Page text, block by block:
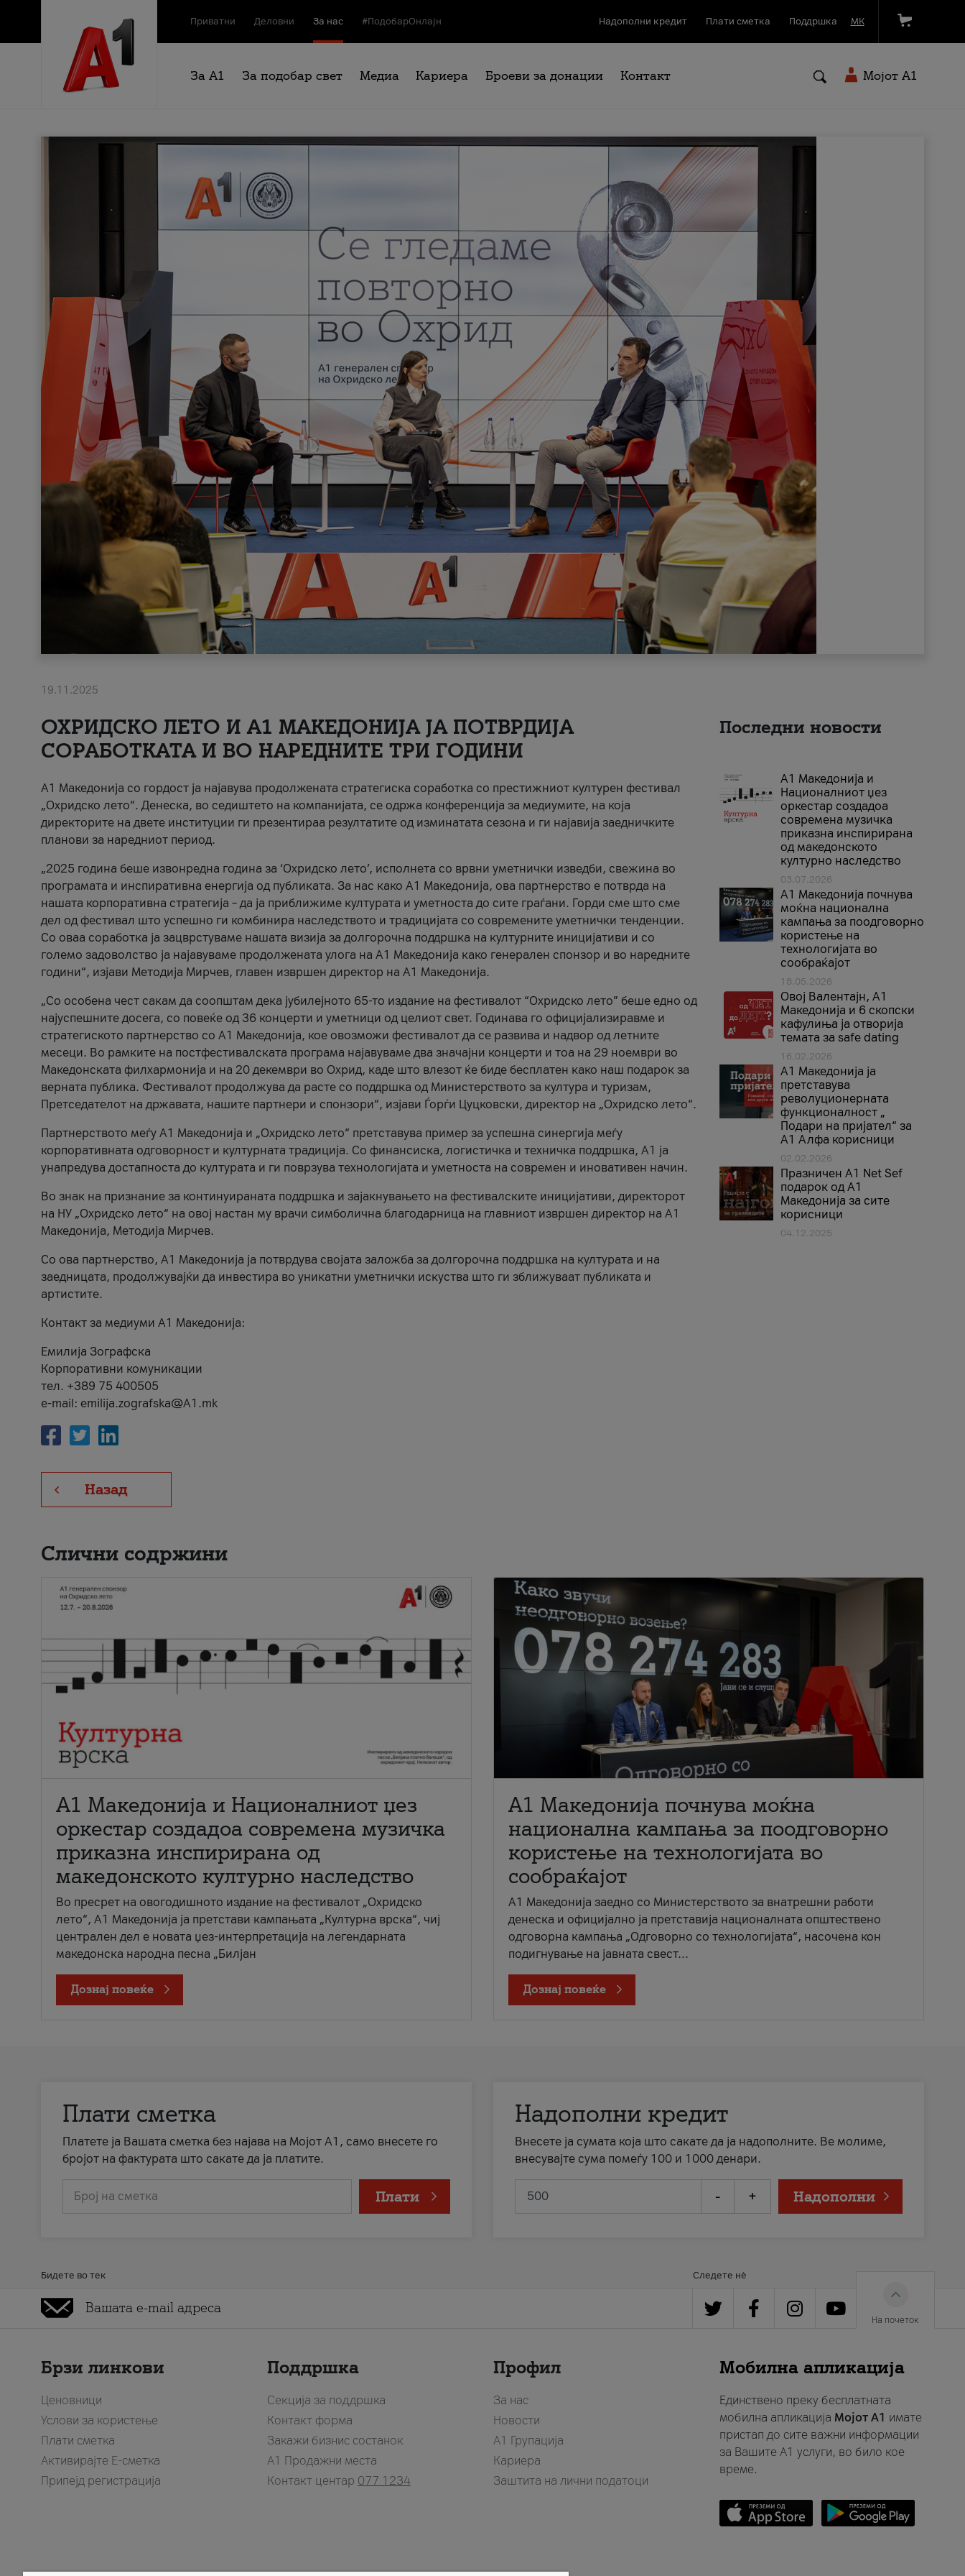
Приватни Деловни За нас #ПодобарОнлајн Надополни кредит Плати сметка Поддршка МК
За А1 За подобар свет Медиа Кариера Броеви за донации Контакт Мојот A1
19.11.2025
ОХРИДСКО ЛЕТО И A1 МАКЕДОНИЈА ЈА ПОТВРДИЈА
СОРАБОТКАТА И ВО НАРЕДНИТЕ ТРИ ГОДИНИ
A1 Македонија со гордост ја најавува продолжената стратегиска соработка со престижниот културен фестивал
„Охридско лето“. Денеска, во седиштето на компанијата, се одржа конференција за медиумите, на која
директорите на двете институции ги презентираа резултатите од изминатата сезона и ги најавија заедничките
планови за наредниот период.
„2025 година беше извонредна година за ‘Охридско лето’, исполнета со врвни уметнички изведби, свежина во
програмата и инспиративна енергија од публиката. За нас како A1 Македонија, ова партнерство е потврда на
нашата корпоративна стратегија – да ја приближиме културата и уметноста до сите граѓани. Горди сме што сме
дел од фестивал што успешно ги комбинира наследството и традицијата со современите уметнички тенденции.
Со оваа соработка ја зацврстуваме нашата визија за долгорочна поддршка на културните иницијативи и со
големо задоволство ја најавуваме продолжената улога на A1 Македонија како генерален спонзор и во наредните
години“, изјави Методија Мирчев, главен извршен директор на A1 Македонија.
„Со особена чест сакам да соопштам дека јубилејното 65-то издание на фестивалот “Охридско лето” беше едно од
најуспешните досега, со повеќе од 36 концерти и уметници од целиот свет. Годинава го официјализиравме и
стратегиското партнерство со А1 Македонија, кое овозможи фестивалот да се развива и надвор од летните
месеци. Во рамките на постфестивалската програма најавуваме два значајни концерти и тоа на 29 ноември во
Македонската филхармонија и на 20 декември во Охрид, каде што влезот ќе биде бесплатен како наш подарок за
верната публика. Фестивалот продолжува да расте со поддршка од Министерството за култура и туризам,
Претседателот на државата, нашите партнери и спонзори“, изјави Ѓорѓи Цуцковски, директор на „Охридско лето“.
Партнерството меѓу A1 Македонија и „Охридско лето“ претставува пример за успешна синергија меѓу
корпоративната одговорност и културната традиција. Со финансиска, логистичка и техничка поддршка, A1 ја
унапредува достапноста до културата и ги поврзува технологијата и уметноста на современ и иновативен начин.
Во знак на признание за континуираната поддршка и зајакнувањето на фестивалските иницијативи, директорот
на НУ „Охридско лето“ на овој настан му врачи симболична благодарница на главниот извршен директор на A1
Македонија, Методија Мирчев.
Со ова партнерство, A1 Македонија ја потврдува својата заложба за долгорочна поддршка на културата и на
заедницата, продолжувајќи да инвестира во уникатни уметнички искуства што ги зближуваат публиката и
артистите.
Контакт за медиуми А1 Македонија:
Емилија Зографска
Корпоративни комуникации
тел. +389 75 400505
e-mail: emilija.zografska@A1.mk
Назад
Последни новости
А1 Македонија и
Националниот џез
оркестар создадоа
современа музичка
приказна инспирирана
од македонското
културно наследство
03.07.2026
A1 Македонија почнува
моќна национална
кампања за поодговорно
користење на
технологијата во
сообраќајот
18.05.2026
Овој Валентајн, A1
Македонија и 6 скопски
кафулиња ја отворија
темата за safe dating
16.02.2026
А1 Македонија ја
претставува
револуционерната
функционалност „
Подари на пријател“ за
А1 Алфа корисници
02.02.2026
Празничен A1 Net Sеf
подарок од А1
Македонија за сите
корисници
04.12.2025
Слични содржини
А1 Македонија и Националниот џез
оркестар создадоа современа музичка
приказна инспирирана од
македонското културно наследство
Во пресрет на овогодишното издание на фестивалот „Охридско
лето“, А1 Македонија ја претстави кампањата „Културна врска“, чиј
централен дел е новата џез-интерпретација на легендарната
македонска народна песна „Билјан
Дознај повеќе
A1 Македонија почнува моќна
национална кампања за поодговорно
користење на технологијата во
сообраќајот
A1 Македонија заедно со Министерството за внатрешни работи
денеска и официјално ја претставија националната општествено
одговорна кампања „Одговорно со технологијата“, насочена кон
подигнување на јавната свест...
Дознај повеќе
Плати сметка
Платете ја Вашата сметка без најава на Мојот А1, само внесете го
бројот на фактурата што сакате да ја платите.
Број на сметка Плати
Надополни кредит
Внесете ја сумата која што сакате да ја надополните. Ве молиме,
внесувајте сума помеѓу 100 и 1000 денари.
- + Надополни
Бидете во тек Следете нè
На почеток
Брзи линкови
Ценовници
Услови за користење
Плати сметка
Активирајте Е-сметка
Припејд регистрација
Поддршка
Секција за поддршка
Контакт форма
Закажи бизнис состанок
A1 Продажни места
Контакт центар 077 1234
Профил
За нас
Новости
А1 Групација
Кариера
Заштита на лични податоци
Мобилна апликација
Единствено преку бесплатната
мобилна апликација Мојот A1 имате
пристап до сите важни информации
за Вашите A1 услуги, во било кое
време.